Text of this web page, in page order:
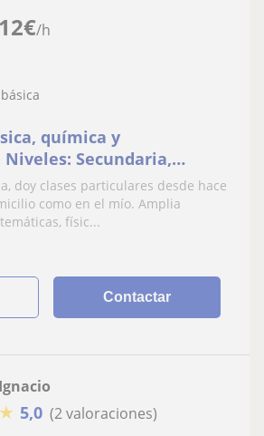
12€/h
química y
Secundaria,
universidad
doy clases particulares desde hace
como en el mío. Amplia
físic...
Contactar
Ignacio
★ 5,0 (2 valoraciones)